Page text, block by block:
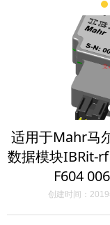
适用于Mahr马
数据模块IBRit-
F604
创建时间：